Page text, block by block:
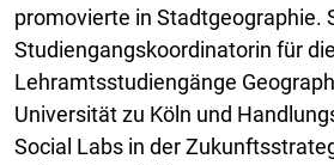
promovierte in Stadtgeographie.
Studiengangskoordinatorin für die
Lehramtsstudiengänge
Universität zu Köln und
Social Labs in der